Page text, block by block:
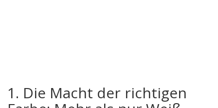
1. Die Macht der richtigen